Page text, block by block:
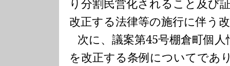
改正する法律等の施行に伴う
次に、議案第45号棚倉町個
を改正する条例についてであ